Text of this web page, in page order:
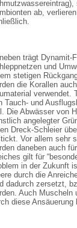
ab,
trägt
und
stetigen
die Korallen
verwendet.
Tauch- und
Die Abwässer von
angelegter
Dreck-Schleier
Vor allem sehr
daneben auch
gilt für
in der Zukunft
durch die
dadurch zersetzt,
Auch Muscheln
diese Ansäuerung